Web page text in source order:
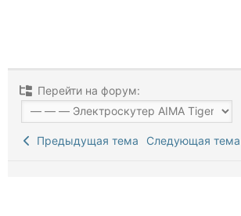
Перейти на форум:
Предыдущая тема Следующая тема